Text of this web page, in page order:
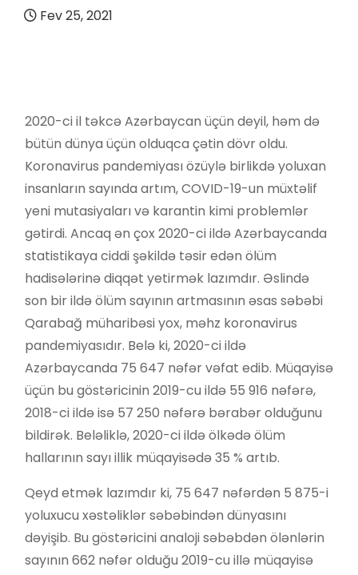
Fev 25, 2021
2020-ci il təkcə Azərbaycan üçün deyil, həm də
bütün dünya üçün olduqca çətin dövr oldu.
Koronavirus pandemiyası özüylə birlikdə yoluxan
insanların sayında artım, COVID-19-un müxtəlif
yeni mutasiyaları və karantin kimi problemlər
gətirdi. Ancaq ən çox 2020-ci ildə Azərbaycanda
statistikaya ciddi şəkildə təsir edən ölüm
hadisələrinə diqqət yetirmək lazımdır. Əslində
son bir ildə ölüm sayının artmasının əsas səbəbi
Qarabağ müharibəsi yox, məhz koronavirus
pandemiyasıdır. Belə ki, 2020-ci ildə
Azərbaycanda 75 647 nəfər vəfat edib. Müqayisə
üçün bu göstəricinin 2019-cu ildə 55 916 nəfərə,
2018-ci ildə isə 57 250 nəfərə bərabər olduğunu
bildirək. Beləliklə, 2020-ci ildə ölkədə ölüm
hallarının sayı illik müqayisədə 35 % artıb.
Qeyd etmək lazımdır ki, 75 647 nəfərdən 5 875-i
yoluxucu xəstəliklər səbəbindən dünyasını
dəyişib. Bu göstəricini analoji səbəbdən ölənlərin
sayının 662 nəfər olduğu 2019-cu illə müqayisə